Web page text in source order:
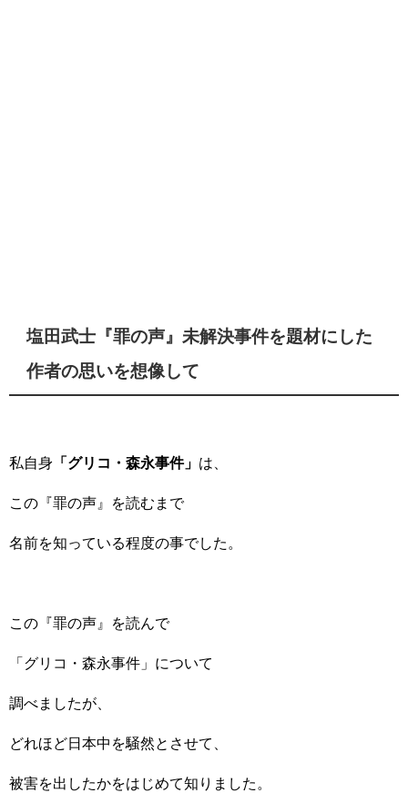
塩田武士『罪の声』未解決事件を題材にした
作者の思いを想像して
私自身 「グリコ・森永事件」 は、
この『罪の声』を読むまで
名前を知っている程度の事でした。
この『罪の声』を読んで
「グリコ・森永事件」について
調べましたが、
どれほど日本中を騒然とさせて、
被害を出したかをはじめて知りました。